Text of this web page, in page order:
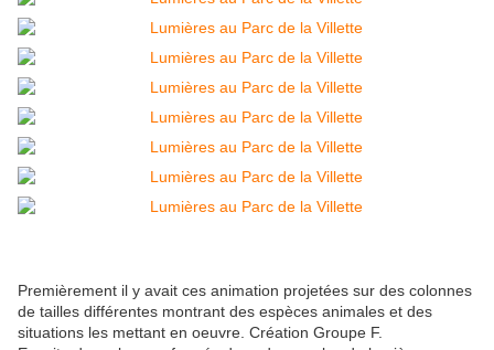
Premièrement il y avait ces animation projetées sur des colonnes
de tailles différentes montrant des espèces animales et des
situations les mettant en oeuvre. Création Groupe F.